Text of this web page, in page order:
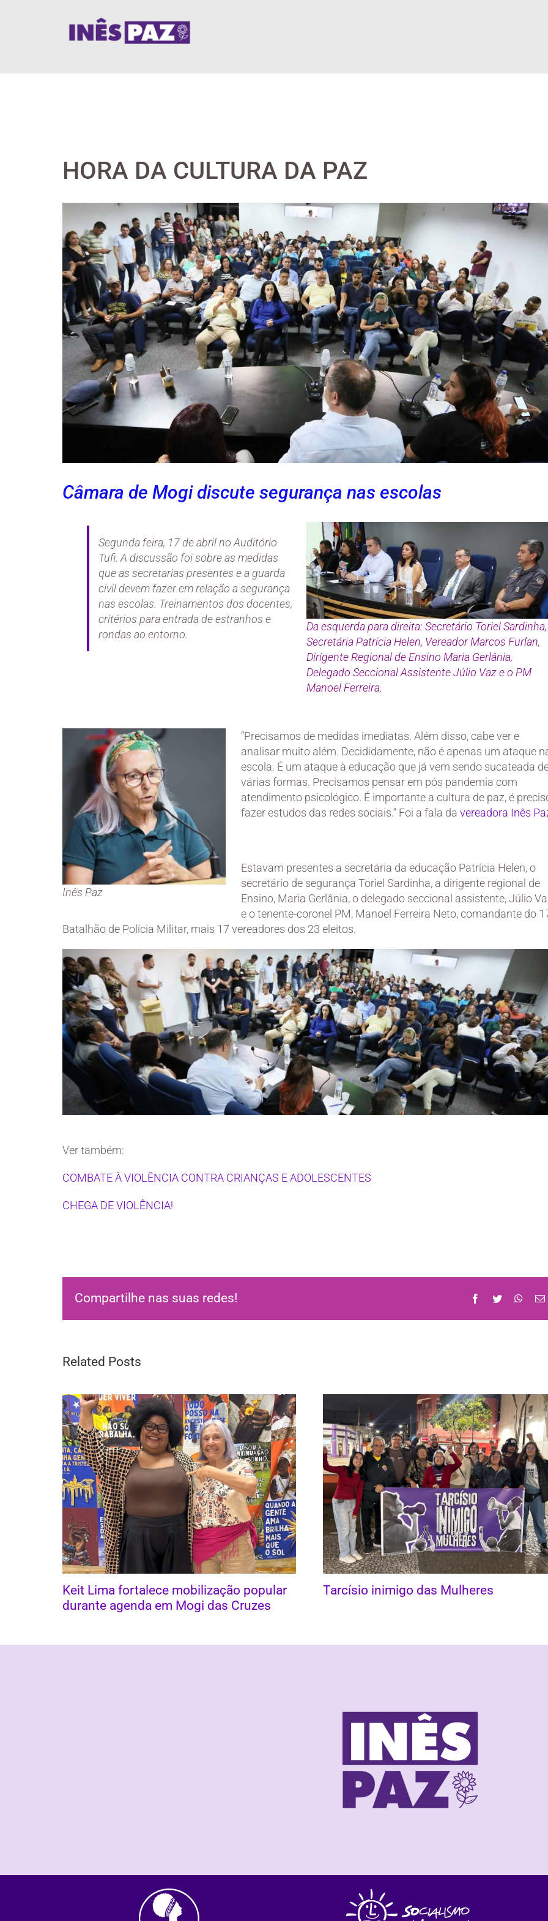
HORA DA CULTURA DA PAZ
Image
Câmara de Mogi discute segurança nas escolas
Da esquerda para direita: Secretário Toriel Sardinha,
Secretária Patrícia Helen, Vereador Marcos Furlan,
Dirigente Regional de Ensino Maria Gerlânia,
Delegado Seccional Assistente Júlio Vaz e o PM
Manoel Ferreira.
Segunda feira, 17 de abril no Auditório
Tufi. A discussão foi sobre as medidas
que as secretarias presentes e a guarda
civil devem fazer em relação a segurança
nas escolas. Treinamentos dos docentes,
critérios para entrada de estranhos e
rondas ao entorno.
Inês Paz
“Precisamos de medidas imediatas. Além disso, cabe ver e
analisar muito além. Decididamente, não é apenas um ataque
escola. É um ataque à educação que já vem sendo sucateada
várias formas. Precisamos pensar em pós pandemia com
atendimento psicológico. É importante a cultura de paz, é
fazer estudos das redes sociais.” Foi a fala da vereadora Inês
Estavam presentes a secretária da educação Patrícia Helen, o
secretário de segurança Toriel Sardinha, a dirigente regional de
Ensino, Maria Gerlânia, o delegado seccional assistente, Júlio
e o tenente-coronel PM, Manoel Ferreira Neto, comandante do
Batalhão de Polícia Militar, mais 17 vereadores dos 23 eleitos.
Ver também:
COMBATE À VIOLÊNCIA CONTRA CRIANÇAS E ADOLESCENTES
CHEGA DE VIOLÊNCIA!
Compartilhe nas suas redes! Facebook
Twitter
Related Posts
Keit Lima fortalece mobilização popular
durante agenda em Mogi das Cruzes
Tarcísio inimigo das Mulheres